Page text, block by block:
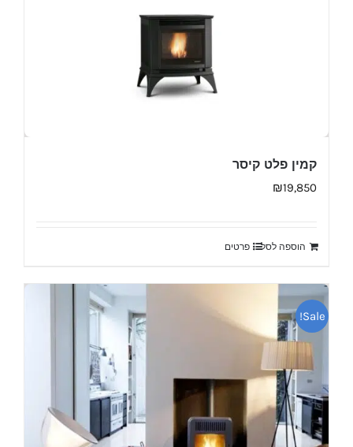
קמין פלט קיסר
₪19,850
הוספה לסל פרטים
Sale!